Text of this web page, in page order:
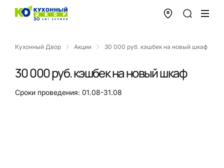
Кухонный Двор Акции 30 000 руб. кэшбек на новый шкаф
30 000 руб. кэшбек на новый шкаф
Сроки проведения: 01.08-31.08